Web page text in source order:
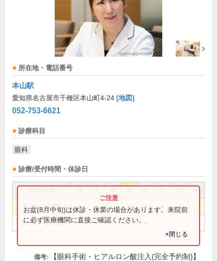
所在地・電話番号
本山駅
愛知県名古屋市千種区本山町4-24 [地図]
052-753-6621
診療科目
眼科
診療/受付時間・休診日
祝
9:00～12:00 ● ● ● ●
14:30～17:30 ● ● ●
お盆(8月中旬)は休診・休業の場合があります。来院前
に必ず医療機関に直接ご確認ください。
×閉じる
備考:
【眼科手術・ヒアルロン酸注入(完全予約制)】